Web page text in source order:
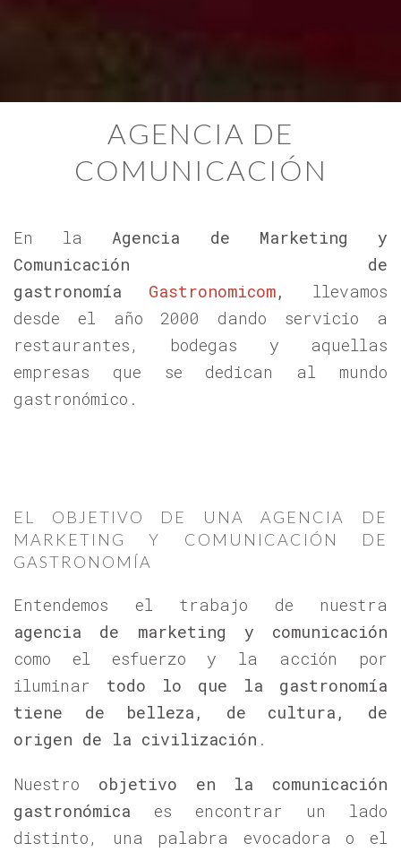
AGENCIA DE
COMUNICACIÓN
En la Agencia de Marketing y
Comunicación de
gastronomía Gastronomicom, llevamos
desde el año 2000 dando servicio a
restaurantes, bodegas y aquellas
empresas que se dedican al mundo
gastronómico.
EL OBJETIVO DE UNA AGENCIA DE
MARKETING Y COMUNICACIÓN DE
GASTRONOMÍA
Entendemos el trabajo de nuestra
agencia de marketing y comunicación
como el esfuerzo y la acción por
iluminar todo lo que la gastronomía
tiene de belleza, de cultura, de
origen de la civilización .
Nuestro objetivo en la comunicación
gastronómica es encontrar un lado
distinto, una palabra evocadora o el